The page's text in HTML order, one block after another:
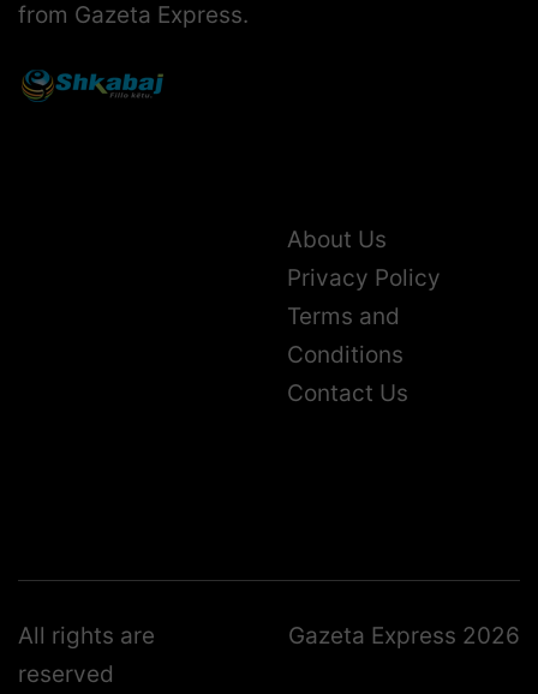
from Gazeta Express.
About Us
Privacy Policy
Terms and
Conditions
Contact Us
All rights are
reserved
Gazeta Express 2026